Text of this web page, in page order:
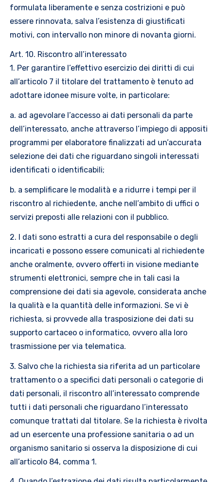
formulata liberamente e senza costrizioni e può
essere rinnovata, salva l’esistenza di giustificati
motivi, con intervallo non minore di novanta giorni.
Art. 10. Riscontro all’interessato
1. Per garantire l’effettivo esercizio dei diritti di cui
all’articolo 7 il titolare del trattamento è tenuto ad
adottare idonee misure volte, in particolare:
a. ad agevolare l’accesso ai dati personali da parte
dell’interessato, anche attraverso l’impiego di appositi
programmi per elaboratore finalizzati ad un’accurata
selezione dei dati che riguardano singoli interessati
identificati o identificabili;
b. a semplificare le modalità e a ridurre i tempi per il
riscontro al richiedente, anche nell’ambito di uffici o
servizi preposti alle relazioni con il pubblico.
2. I dati sono estratti a cura del responsabile o degli
incaricati e possono essere comunicati al richiedente
anche oralmente, ovvero offerti in visione mediante
strumenti elettronici, sempre che in tali casi la
comprensione dei dati sia agevole, considerata anche
la qualità e la quantità delle informazioni. Se vi è
richiesta, si provvede alla trasposizione dei dati su
supporto cartaceo o informatico, ovvero alla loro
trasmissione per via telematica.
3. Salvo che la richiesta sia riferita ad un particolare
trattamento o a specifici dati personali o categorie di
dati personali, il riscontro all’interessato comprende
tutti i dati personali che riguardano l’interessato
comunque trattati dal titolare. Se la richiesta è rivolta
ad un esercente una professione sanitaria o ad un
organismo sanitario si osserva la disposizione di cui
all’articolo 84, comma 1.